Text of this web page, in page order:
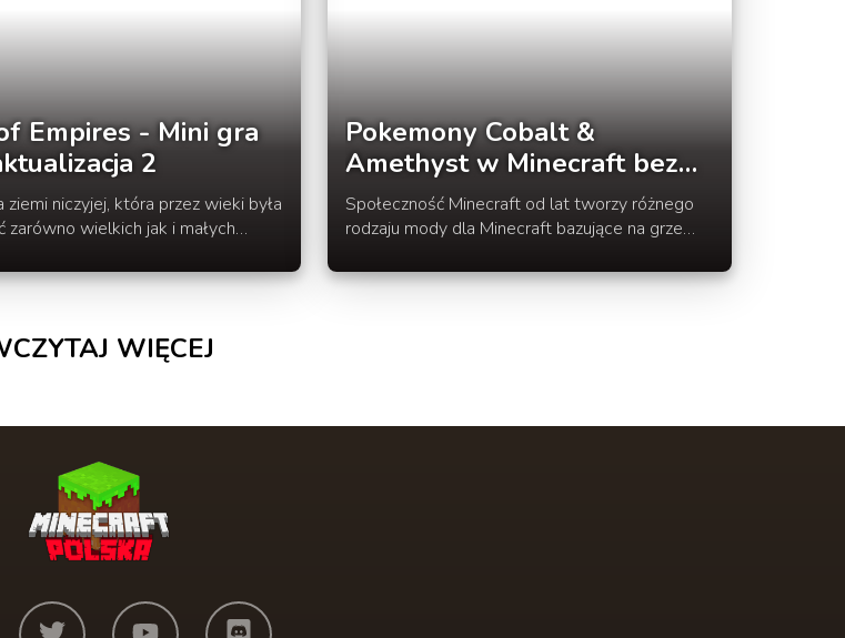
Empires - Mini gra
2
niczyjej, która przez wieki była
zarówno wielkich jak i małych
rozgrywka na epickiej mapie
Pokemony Cobalt &
Amethyst w Minecraft bez
modów
Społeczność Minecraft od lat tworzy różnego
rodzaju mody dla Minecraft bazujące na grze
wymaga żadnych modów. Wszystko czego
WIĘCEJ